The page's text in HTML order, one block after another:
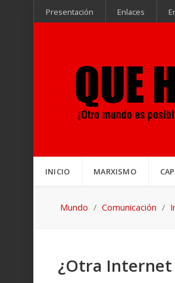
Presentación Enlaces
INICIO MARXISMO
Mundo Comunicación
¿Otra Internet